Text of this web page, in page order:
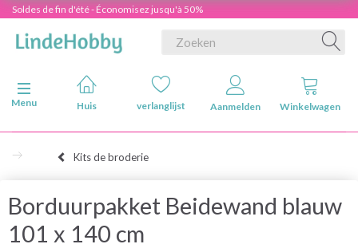
Soldes de fin d'été - Économisez jusqu'à 50%
Navigatie in-/uitschakelen
Menu
Huis verlanglijst Aanmelden Winkelwagen
Kits de broderie
Borduurpakket Beidewand blauw
101 x 140 cm